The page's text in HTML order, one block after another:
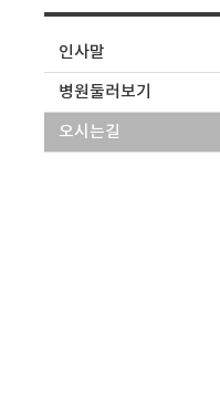
인사말
병원둘러보기
오시는길